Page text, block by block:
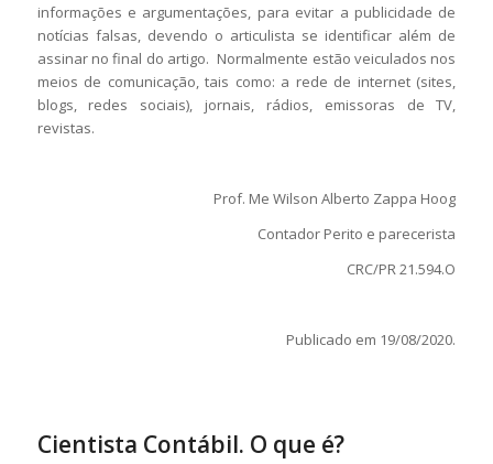
informações e argumentações, para evitar a publicidade de
notícias falsas, devendo o articulista se identificar além de
assinar no final do artigo. Normalmente estão veiculados nos
meios de comunicação, tais como: a rede de internet (sites,
blogs, redes sociais), jornais, rádios, emissoras de TV,
revistas.
Prof. Me Wilson Alberto Zappa Hoog
Contador Perito e parecerista
CRC/PR 21.594.O
Publicado em 19/08/2020.
Cientista Contábil. O que é?